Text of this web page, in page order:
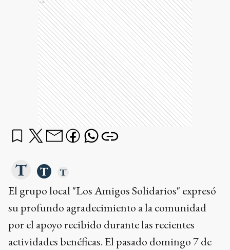
Ads
El grupo local "Los Amigos Solidarios" expresó
su profundo agradecimiento a la comunidad
por el apoyo recibido durante las recientes
actividades benéficas. El pasado domingo 7 de